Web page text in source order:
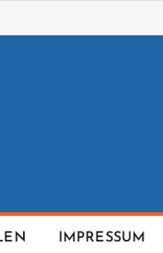
IMPRESSUM